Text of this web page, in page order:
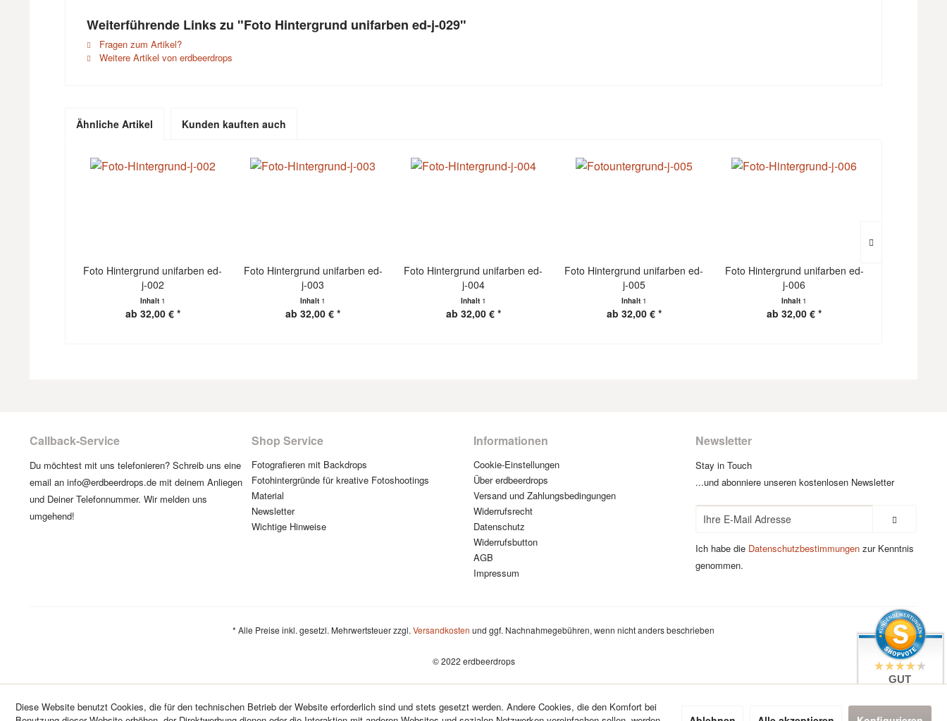
Weiterführende Links zu "Foto Hintergrund unifarben ed-j-029"
Fragen zum Artikel?
Weitere Artikel von erdbeerdrops
Ähnliche Artikel Kunden kauften auch
Foto Hintergrund unifarben ed-
j-002
Inhalt 1
ab 32,00 € *
Foto Hintergrund unifarben ed-
j-003
Inhalt 1
ab 32,00 € *
Foto Hintergrund unifarben ed-
j-004
Inhalt 1
ab 32,00 € *
Foto Hintergrund unifarben ed-
j-005
Inhalt 1
ab 32,00 € *
Foto Hintergrund unifarben ed-
j-006
Inhalt 1
ab 32,00 € *
Callback-Service
Du möchtest mit uns telefonieren? Schreib uns eine
email an info@erdbeerdrops.de mit deinem Anliegen
und Deiner Telefonnummer. Wir melden uns
umgehend!
Shop Service
Fotografieren mit Backdrops
Fotohintergründe für kreative Fotoshootings
Material
Newsletter
Wichtige Hinweise
Informationen
Cookie-Einstellungen
Über erdbeerdrops
Versand und Zahlungsbedingungen
Widerrufsrecht
Datenschutz
Widerrufsbutton
AGB
Impressum
Newsletter
Stay in Touch
...und abonniere unseren kostenlosen Newsletter
Ich habe die Datenschutzbestimmungen zur Kenntnis
genommen.
* Alle Preise inkl. gesetzl. Mehrwertsteuer zzgl. Versandkosten und ggf. Nachnahmegebühren, wenn nicht anders beschrieben
© 2022 erdbeerdrops
Diese Website benutzt Cookies, die für den technischen Betrieb der Website erforderlich sind und stets gesetzt werden. Andere Cookies, die den Komfort bei
GUT